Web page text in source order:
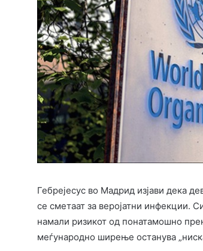
Гебрејесус во Мадрид изјави дека
се сметаат за веројатни инфекции.
намали ризикот од понатамошно
меѓународно ширење останува